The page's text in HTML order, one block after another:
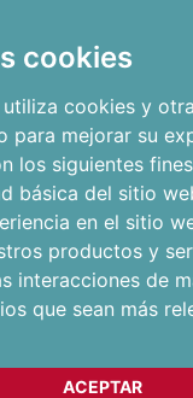
cookies
cookies y
para mejorar su
los siguientes
básica del sitio
en el sitio
productos y
interacciones de
que sean más
ACEPTAR